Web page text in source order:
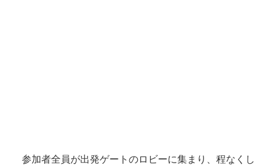
参加者全員が出発ゲートのロビーに集まり、程なくし